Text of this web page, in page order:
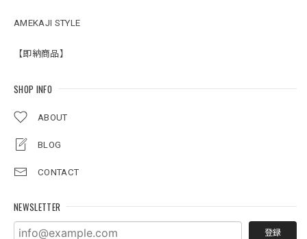
AMEKAJI STYLE
【即納商品】
SHOP INFO
ABOUT
BLOG
CONTACT
NEWSLETTER
登録